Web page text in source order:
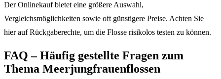
Der Onlinekauf bietet eine größere Auswahl,
Vergleichsmöglichkeiten sowie oft günstigere Preise. Achten Sie
hier auf Rückgaberechte, um die Flosse risikolos testen zu können.
FAQ – Häufig gestellte Fragen zum
Thema Meerjungfrauenflossen